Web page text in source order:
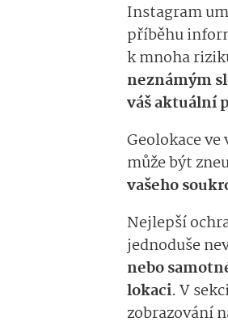
Instagram
příběhu
k mnoha
neznámým
váš aktuální
Geolokace
může být
vašeho
Nejlepší
jednoduše
nebo
lokaci. V
zobrazování